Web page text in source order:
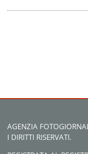
AGENZIA
I DIRITTI RISERVATI.